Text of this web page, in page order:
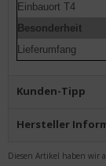
Einbauort T4
Besonderheit
Lieferumfang
Kunden-Tipp
Hersteller
Diesen Artikel haben wir